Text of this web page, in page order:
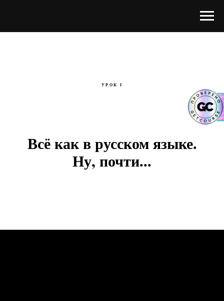
УРОК I
Всё как в русском языке.
Ну, почти...